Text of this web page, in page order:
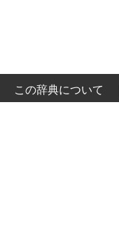
この辞典について